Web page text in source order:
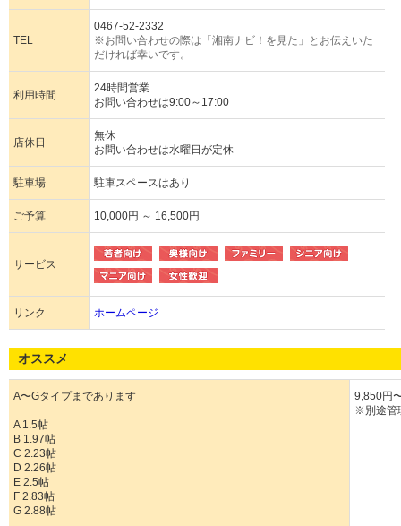
TEL
0467-52-2332
※お問い合わせの際は「湘南ナビ！を見た」とお伝えいた
だければ幸いです。
利用時間
24時間営業
お問い合わせは9:00～17:00
店休日
無休
お問い合わせは水曜日が定休
駐車場 駐車スペースはあり
ご予算 10,000円 ～ 16,500円
サービス
リンク ホームページ
オススメ
A〜Gタイプまであります
A 1.5帖
B 1.97帖
C 2.23帖
D 2.26帖
E 2.5帖
F 2.83帖
G 2.88帖
9,850円
※別途管